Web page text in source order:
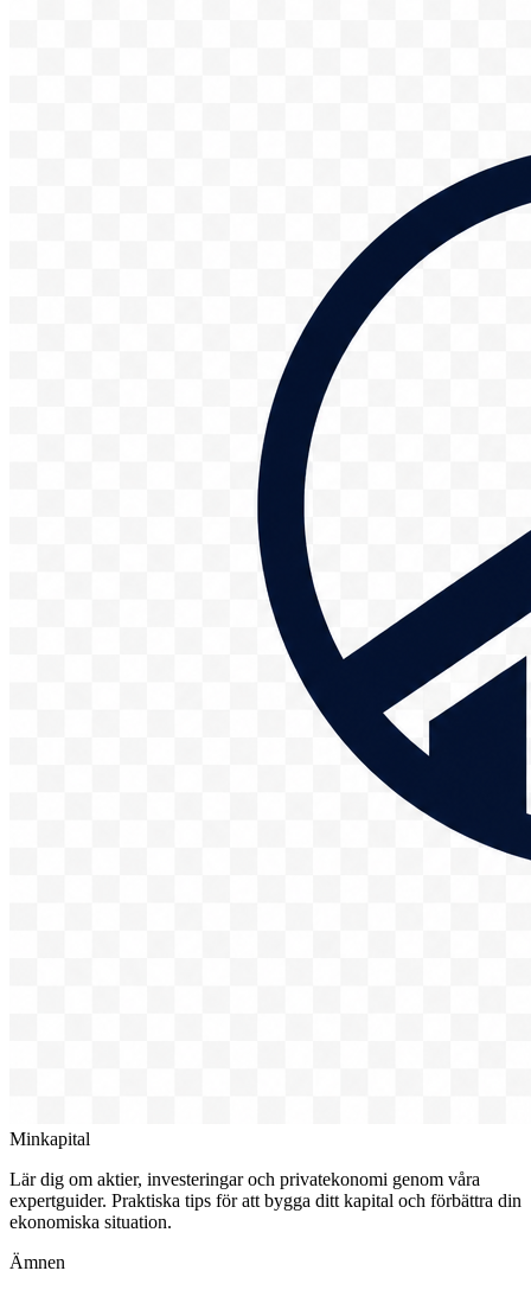
Minkapital
Lär dig om aktier, investeringar och privatekonomi genom våra
expertguider. Praktiska tips för att bygga ditt kapital och förbättra din
ekonomiska situation.
Ämnen